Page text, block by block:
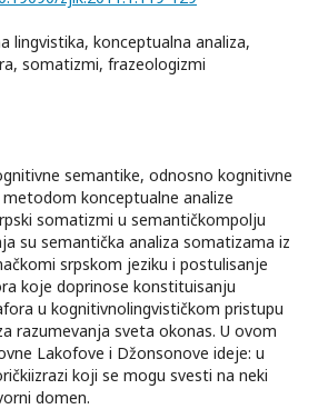
lingvistika, konceptualna analiza,
somatizmi, frazeologizmi
semantike, odnosno kognitivne
konceptualne analize
somatizmi u semantičkompolju
su semantička analiza somatizama iz
srpskom jeziku i postulisanje
koje doprinose konstituisanju
u kognitivnolingvističkom pristupu
razumevanja sveta okonas. U ovom
Lakofove i Džonsonove ideje: u
koji se mogu svesti na neki
domen.